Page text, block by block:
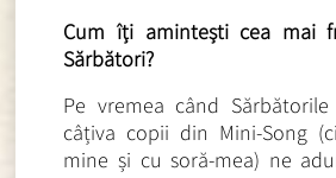
Cum îți amintești cea mai
Sărbători?
Pe vremea când
câțiva copii din Mini-Song
mine și cu soră-mea) ne